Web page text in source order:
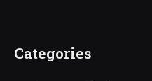
Categories